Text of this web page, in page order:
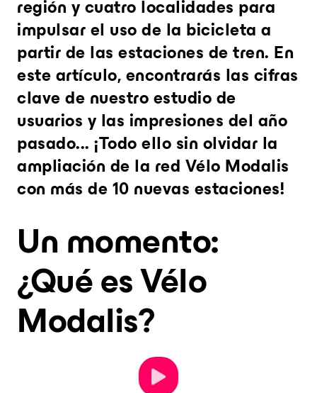
Solicite una presentación
personalizada
región y cuatro localidades para
impulsar el uso de la bicicleta a
partir de las estaciones de tren. En
este artículo, encontrarás las cifras
clave de nuestro estudio de
usuarios y las impresiones del año
pasado... ¡Todo ello sin olvidar la
ampliación de la red Vélo Modalis
con más de 10 nuevas estaciones!
Un momento:
¿Qué es Vélo
Modalis?